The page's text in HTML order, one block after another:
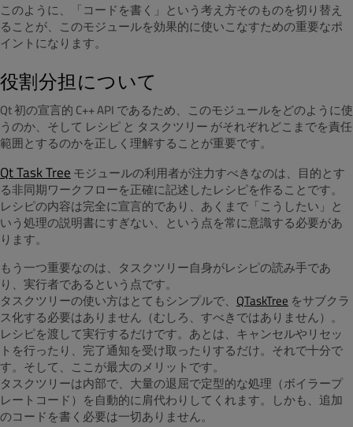
このように、「コードを書く」という考え方そのものを切り替え
ることが、このモジュールを効果的に使いこなすための重要なポ
イントになります。
役割分担について
Qt 初の宣言的 C++ API であるため、このモジュールをどのように使
うのか、そして レシピ と タスクツリー がそれぞれどこまでを責任
範囲とするのかを正しく理解することが重要です。
Qt Task Tree モジュールの利用者が注力すべきなのは、目的とす
る非同期ワークフローを正確に記述したレシピを作ることです。
レシピの内容は完全に宣言的であり、あくまで「こうしたい」と
いう処理の説明書にすぎない、という点を常に意識する必要があ
ります。
もう一つ重要なのは、タスクツリー自身がレシピの読み手であ
り、実行者であるという点です。
タスクツリーの使い方はとてもシンプルで、 QTaskTree をサブクラ
ス化する必要はありません（むしろ、すべきではありません）。
レシピを渡して実行するだけです。あとは、キャンセルやリセッ
トを行ったり、完了通知を受け取ったりするだけ。それで十分で
す。そして、ここが最大のメリットです。
タスクツリーは内部で、大量の退屈で定型的な処理（ボイラープ
レートコード）を自動的に肩代わりしてくれます。しかも、追加
のコードを書く必要は一切ありません。